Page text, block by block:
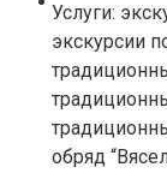
Услуги:
экскурсии
обряд